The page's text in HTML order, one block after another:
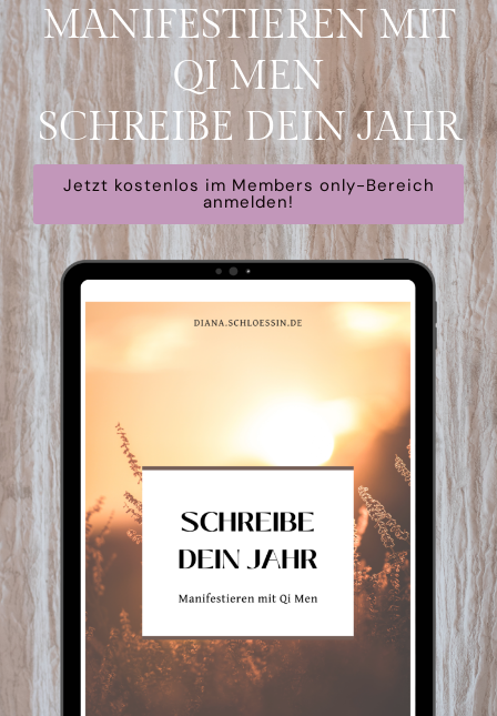
MANIFESTIEREN MIT
QI MEN
SCHREIBE DEIN JAHR
Jetzt kostenlos im Members only-Bereich
anmelden!